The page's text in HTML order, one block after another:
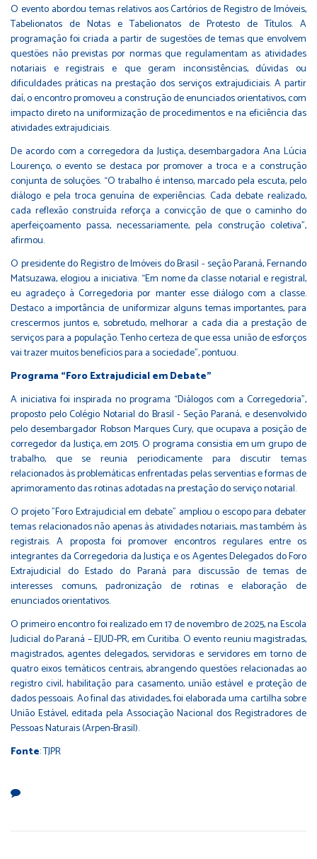
O evento abordou temas relativos aos Cartórios de Registro de Imóveis,
Tabelionatos de Notas e Tabelionatos de Protesto de Títulos. A
programação foi criada a partir de sugestões de temas que envolvem
questões não previstas por normas que regulamentam as atividades
notariais e registrais e que geram inconsistências, dúvidas ou
dificuldades práticas na prestação dos serviços extrajudiciais. A partir
daí, o encontro promoveu a construção de enunciados orientativos, com
impacto direto na uniformização de procedimentos e na eficiência das
atividades extrajudiciais.
De acordo com a corregedora da Justiça, desembargadora Ana Lúcia
Lourenço, o evento se destaca por promover a troca e a construção
conjunta de soluções. “O trabalho é intenso, marcado pela escuta, pelo
diálogo e pela troca genuína de experiências. Cada debate realizado,
cada reflexão construída reforça a convicção de que o caminho do
aperfeiçoamento passa, necessariamente, pela construção coletiva”,
afirmou.
O presidente do Registro de Imóveis do Brasil - seção Paraná, Fernando
Matsuzawa, elogiou a iniciativa. “Em nome da classe notarial e registral,
eu agradeço à Corregedoria por manter esse diálogo com a classe.
Destaco a importância de uniformizar alguns temas importantes, para
crescermos juntos e, sobretudo, melhorar a cada dia a prestação de
serviços para a população. Tenho certeza de que essa união de esforços
vai trazer muitos benefícios para a sociedade”, pontuou.
Programa “Foro Extrajudicial em Debate”
A iniciativa foi inspirada no programa “Diálogos com a Corregedoria”,
proposto pelo Colégio Notarial do Brasil - Seção Paraná, e desenvolvido
pelo desembargador Robson Marques Cury, que ocupava a posição de
corregedor da Justiça, em 2015. O programa consistia em um grupo de
trabalho, que se reunia periodicamente para discutir temas
relacionados às problemáticas enfrentadas pelas serventias e formas de
aprimoramento das rotinas adotadas na prestação do serviço notarial.
O projeto "Foro Extrajudicial em debate" ampliou o escopo para debater
temas relacionados não apenas às atividades notariais, mas também às
registrais. A proposta foi promover encontros regulares entre os
integrantes da Corregedoria da Justiça e os Agentes Delegados do Foro
Extrajudicial do Estado do Paraná para discussão de temas de
interesses comuns, padronização de rotinas e elaboração de
enunciados orientativos.
O primeiro encontro foi realizado em 17 de novembro de 2025, na Escola
Judicial do Paraná – EJUD-PR, em Curitiba. O evento reuniu magistradas,
magistrados, agentes delegados, servidoras e servidores em torno de
quatro eixos temáticos centrais, abrangendo questões relacionadas ao
registro civil, habilitação para casamento, união estável e proteção de
dados pessoais. Ao final das atividades, foi elaborada uma cartilha sobre
União Estável, editada pela Associação Nacional dos Registradores de
Pessoas Naturais (Arpen-Brasil).
Fonte: TJPR